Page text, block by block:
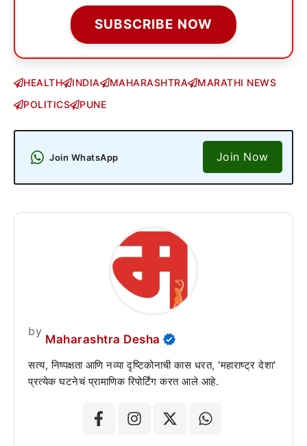
SUBSCRIBE NOW
HEALTH INDIA MAHARASHTRA
MARATHI NEWS
POLITICS
PUNE
Join WhatsApp Join Now
by
Maharashtra Desha
सत्य, निष्पक्षता आणि नव्या दृष्टिकोनाची कास धरत, 'महाराष्ट्र देशा'
प्रत्येक घटनेचं प्रामाणिक रिपोर्टिंग करत आले आहे.